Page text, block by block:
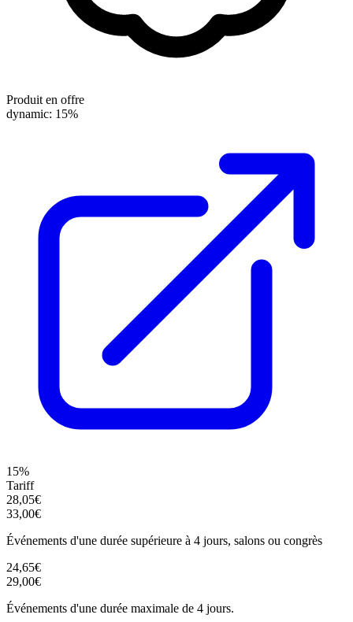
Produit en offre
dynamic: 15%
15%
Tariff
28,05€
33,00€
Événements d'une durée supérieure à 4 jours, salons ou congrès
24,65€
29,00€
Événements d'une durée maximale de 4 jours.